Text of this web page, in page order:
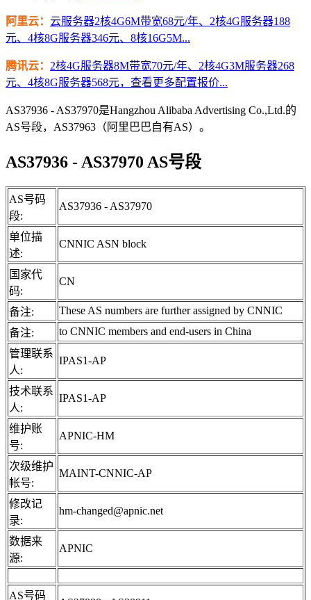
阿里云： 云服务器2核4G6M带宽68元/年、2核4G服务器188
元、4核8G服务器346元、8核16G5M...
腾讯云： 2核4G服务器8M带宽70元/年、2核4G3M服务器268
元、4核8G服务器568元，查看更多配置报价...
AS37936 - AS37970是Hangzhou Alibaba Advertising Co.,Ltd.的
AS号段，AS37963（阿里巴巴自有AS）。
AS37936 - AS37970 AS号段
AS号码
段:
AS37936 - AS37970
单位描
述:
CNNIC ASN block
国家代
码:
CN
备注:
These AS numbers are further assigned by CNNIC
备注:
to CNNIC members and end-users in China
管理联系
人:
IPAS1-AP
技术联系
人:
IPAS1-AP
维护账
号:
APNIC-HM
次级维护
帐号:
MAINT-CNNIC-AP
修改记
录:
hm-changed@apnic.net
数据来
源:
APNIC
AS号码